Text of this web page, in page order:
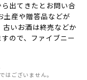
出てきたとお問い合
土産や贈答品などが
いお酒は終売などか
ので、ファイブニー
はございません。